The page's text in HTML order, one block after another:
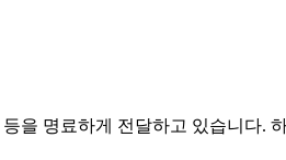
명료하게 전달하고 있습니다.